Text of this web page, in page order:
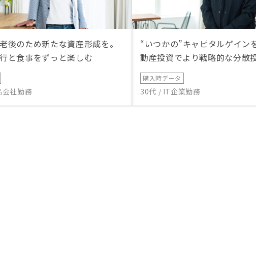
後のため新たな資産形成を。
と食事をずっと楽しむ
社勤務
“いつかの”キャピタルゲイン
動産投資でより戦略的な分散
購入時データ
30代 / IT企業勤務